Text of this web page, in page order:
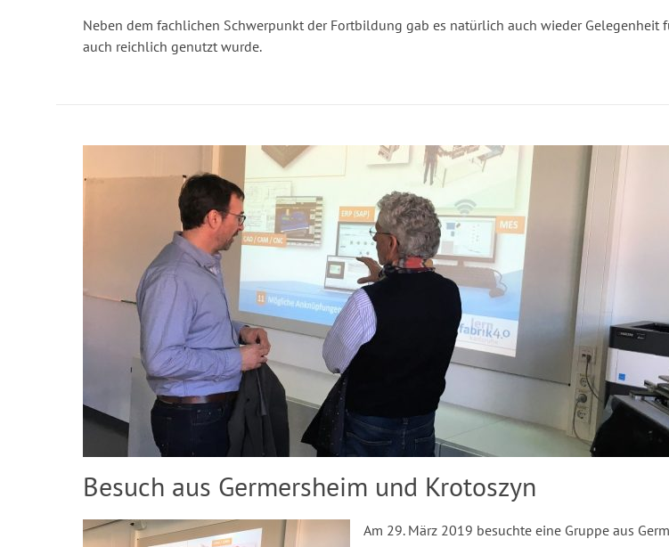
Neben dem fachlichen Schwerpunkt der Fortbildung gab es natürlich auch wieder
auch reichlich genutzt wurde.
Besuch aus Germersheim und Krotoszyn
Am 29. März 2019 besuchte eine Gruppe aus